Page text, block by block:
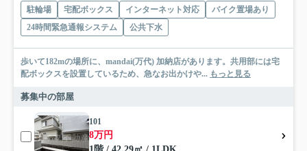
駐輪場 宅配ボックス インターネット対応
バイク置場あり
24時間緊急通報システム
公共下水
歩いて182mの場所に、mandai(万代) 加納店があります。共用部には宅
配ボックスを設置しているため、急なお出かけや... もっと見る
募集中の部屋
101
8万円